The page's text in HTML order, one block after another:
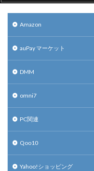
Amazon
auPay マーケット
DMM
omni7
PC関連
Qoo10
Yahoo!ショッピング